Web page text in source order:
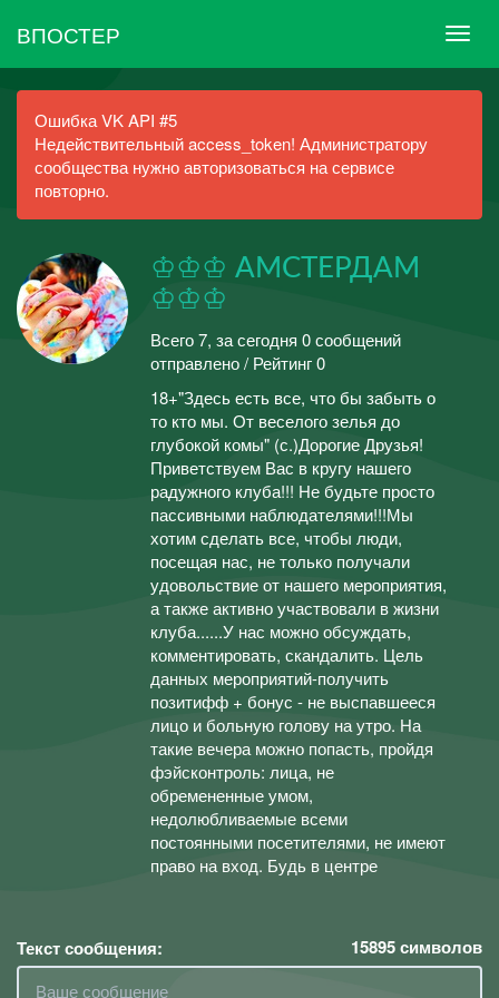
ВПОСТЕР
Ошибка VK API #5
Недействительный access_token! Администратору
сообщества нужно авторизоваться на сервисе
повторно.
♔♔♔ АМСТЕРДАМ
♔♔♔
Всего 7, за сегодня 0 сообщений
отправлено / Рейтинг 0
18+"Здесь есть все, что бы забыть о
то кто мы. От веселого зелья до
глубокой комы" (с.)Дорогие Друзья!
Приветствуем Вас в кругу нашего
радужного клуба!!! Не будьте просто
пассивными наблюдателями!!!Мы
хотим сделать все, чтобы люди,
посещая нас, не только получали
удовольствие от нашего мероприятия,
а также активно участвовали в жизни
клуба......У нас можно обсуждать,
комментировать, скандалить. Цель
данных мероприятий-получить
позитифф + бонус - не выспавшееся
лицо и больную голову на утро. На
такие вечера можно попасть, пройдя
фэйсконтроль: лица, не
обремененные умом,
недолюбливаемые всеми
постоянными посетителями, не имеют
право на вход. Будь в центре
Текст сообщения: 15895символов